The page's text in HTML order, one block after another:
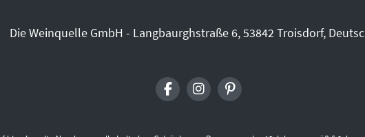
Die Weinquelle GmbH - Langbaurghstraße 6, 53842 Troisdorf,